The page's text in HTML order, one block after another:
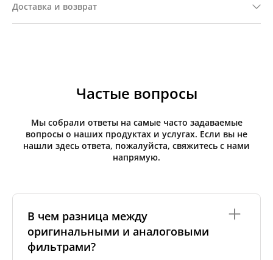
Доставка и возврат
Частые вопросы
Мы собрали ответы на самые часто задаваемые
вопросы о наших продуктах и услугах. Если вы не
нашли здесь ответа, пожалуйста, свяжитесь с нами
напрямую.
В чем разница между
оригинальными и аналоговыми
фильтрами?